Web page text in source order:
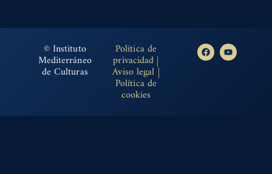
© Instituto
Mediterráneo
de Culturas
Política de
privacidad
Aviso legal
Política de
cookies